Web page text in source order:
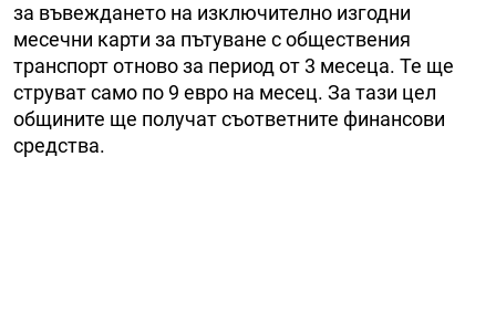
за въвеждането на изключително изгодни
месечни карти за пътуване с обществения
транспорт отново за период от 3 месеца. Те ще
струват само по 9 евро на месец. За тази цел
общините ще получат съответните финансови
средства.